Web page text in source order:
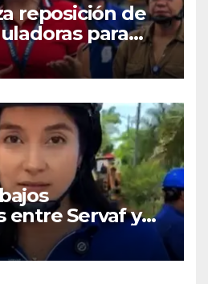
reposición de
para
red de
entre Servaf y
la doble calzada